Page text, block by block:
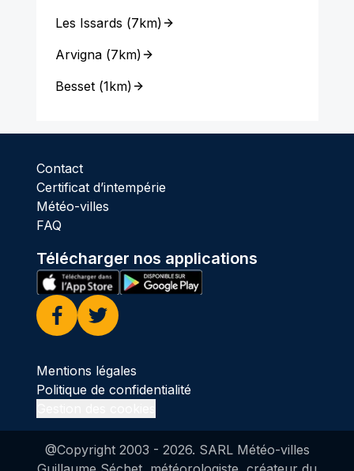
Les Issards (7km)
Arvigna(7km)
Besset(1km)
Contact
Certificat d’intempérie
Météo-villes
FAQ
Télécharger nos applications
Facebook
Twitter
Mentions légales
Politique de confidentialité
@Copyright 2003 - 2026. SARL Météo-villes